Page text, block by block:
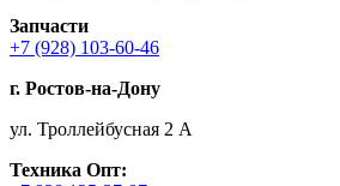
Запчасти
+7 (928) 103-60-46
г. Ростов-на-Дону
ул. Троллейбусная 2 А
Техника Опт: